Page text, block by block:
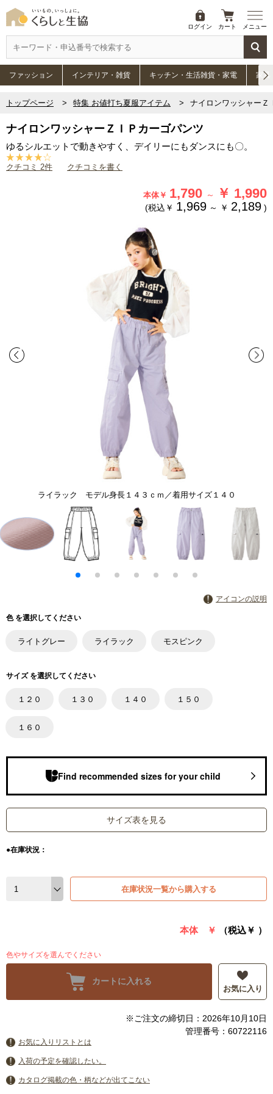
ログイン カート メニュー
ファッション インテリア・雑貨 キッチン・生活雑貨・家電 家具
トップページ 特集 お値打ち夏服アイテム ナイロンワッシャーＺ
ナイロンワッシャーＺＩＰカーゴパンツ
ゆるシルエットで動きやすく、デイリーにもダンスにも〇。
クチコミ 2件 クチコミを書く
本体￥ 1,790 ～ ￥ 1,990
(税込￥ 1,969 ～ ￥ 2,189 )
ライラック モデル身長１４３ｃｍ／着用サイズ１４０
アイコンの説明
色 を選択してください
ライトグレー ライラック モスピンク
サイズ を選択してください
１２０ １３０ １４０ １５０
１６０
Find recommended sizes for your child
サイズ表を見る
●在庫状況：
在庫状況一覧から購入する
本体 ￥ （税込￥ ）
色やサイズを選んでください
カートに入れる
お気に入り
※ご注文の締切日：2026年10月10日
管理番号：60722116
お気に入りリストとは
入荷の予定を確認したい。
カタログ掲載の色・柄などが出てこない